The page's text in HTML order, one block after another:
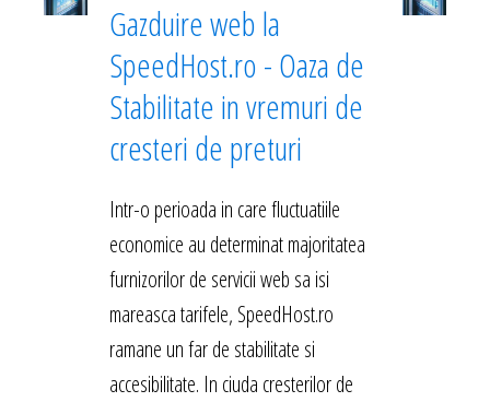
Gazduire web la
SpeedHost.ro - Oaza de
Stabilitate in vremuri de
cresteri de preturi
Intr-o perioada in care fluctuatiile
economice au determinat majoritatea
furnizorilor de servicii web sa isi
mareasca tarifele, SpeedHost.ro
ramane un far de stabilitate si
accesibilitate. In ciuda cresterilor de